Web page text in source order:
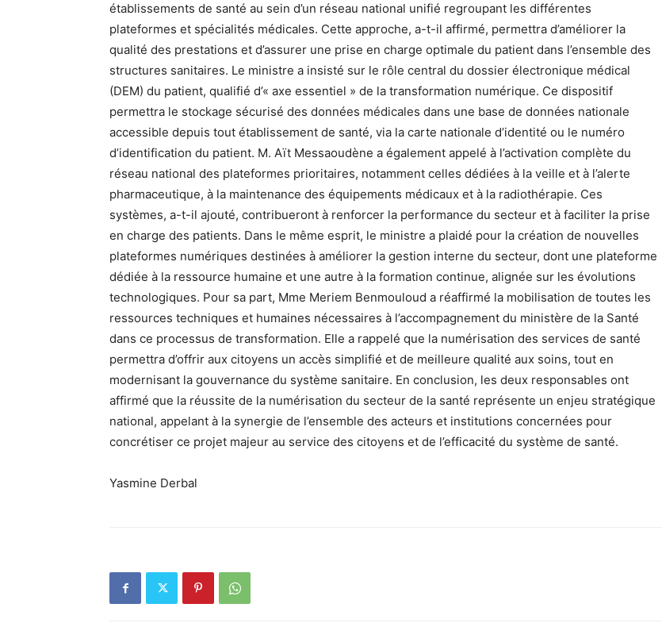
établissements de santé au sein d’un réseau national unifié regroupant les différentes
plateformes et spécialités médicales. Cette approche, a-t-il affirmé, permettra d’améliorer la
qualité des prestations et d’assurer une prise en charge optimale du patient dans l’ensemble des
structures sanitaires. Le ministre a insisté sur le rôle central du dossier électronique médical
(DEM) du patient, qualifié d’« axe essentiel » de la transformation numérique. Ce dispositif
permettra le stockage sécurisé des données médicales dans une base de données nationale
accessible depuis tout établissement de santé, via la carte nationale d’identité ou le numéro
d’identification du patient. M. Aït Messaoudène a également appelé à l’activation complète du
réseau national des plateformes prioritaires, notamment celles dédiées à la veille et à l’alerte
pharmaceutique, à la maintenance des équipements médicaux et à la radiothérapie. Ces
systèmes, a-t-il ajouté, contribueront à renforcer la performance du secteur et à faciliter la prise
en charge des patients. Dans le même esprit, le ministre a plaidé pour la création de nouvelles
plateformes numériques destinées à améliorer la gestion interne du secteur, dont une plateforme
dédiée à la ressource humaine et une autre à la formation continue, alignée sur les évolutions
technologiques. Pour sa part, Mme Meriem Benmouloud a réaffirmé la mobilisation de toutes les
ressources techniques et humaines nécessaires à l’accompagnement du ministère de la Santé
dans ce processus de transformation. Elle a rappelé que la numérisation des services de santé
permettra d’offrir aux citoyens un accès simplifié et de meilleure qualité aux soins, tout en
modernisant la gouvernance du système sanitaire. En conclusion, les deux responsables ont
affirmé que la réussite de la numérisation du secteur de la santé représente un enjeu stratégique
national, appelant à la synergie de l’ensemble des acteurs et institutions concernées pour
concrétiser ce projet majeur au service des citoyens et de l’efficacité du système de santé.
Yasmine Derbal